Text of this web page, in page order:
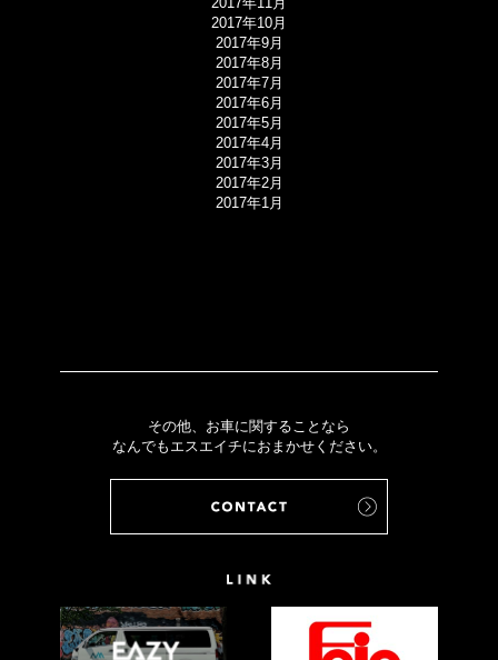
2017年10月
2017年9月
2017年8月
2017年7月
2017年6月
2017年5月
2017年4月
2017年3月
2017年2月
2017年1月
その他、お車に関することなら
なんでもエスエイチにおまかせください。